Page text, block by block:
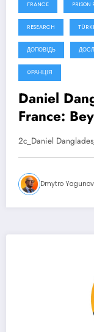
FRANCE PRISON
RESEARCH
ДОПОВІДЬ
ФРАНЦІЯ
Daniel
France:
sanction.
Antalya,
2c_Daniel
Dmytro Yagunov